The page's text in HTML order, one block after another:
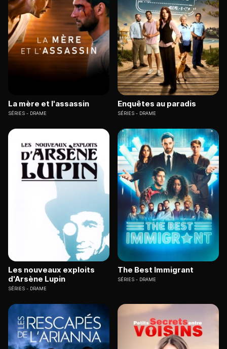
La mère et l'assassin
SÉRIES DRAME
Enquêtes au paradis
SÉRIES DRAME
Les nouveaux exploits
d'Arsène Lupin
SÉRIES DRAME
The Best Immigrant
SÉRIES DRAME